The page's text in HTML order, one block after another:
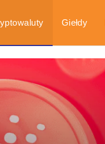
Giełdy